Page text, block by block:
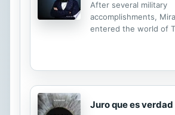
After several military
accomplishments,
entered the world of
Elected president in
faced a host of
success. His
education in Texas.
Juro que es verdad